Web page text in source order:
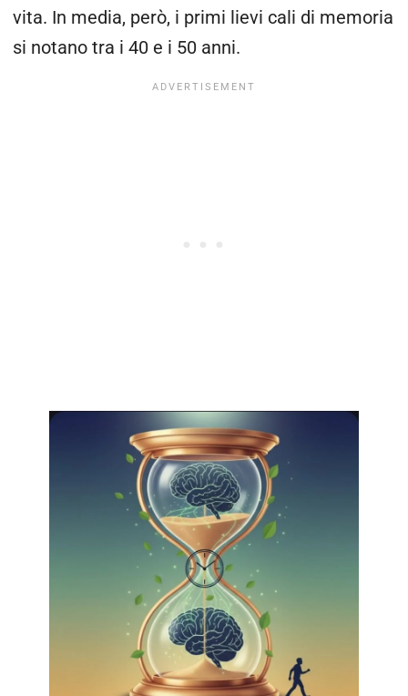
vita. In media, però, i primi lievi cali di memoria
si notano tra i 40 e i 50 anni.